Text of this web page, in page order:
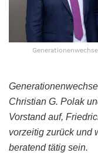
Christian G. Polak
Vorstand auf,
vorzeitig zurück und
beratend tätig sein.